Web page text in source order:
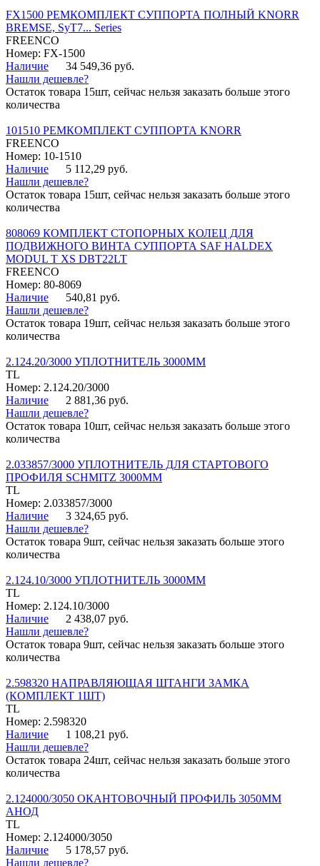
FX1500 РЕМКОМПЛЕКТ СУППОРТА ПОЛНЫЙ KNORR
BREMSE, SyT7... Series
FREENCO
Номер: FX-1500
Наличие
34 549,36 руб.
Нашли дешевле?
Остаток товара 15шт, сейчас нельзя заказать больше этого
количества
101510 РЕМКОМПЛЕКТ СУППОРТА KNORR
FREENCO
Номер: 10-1510
Наличие
5 112,29 руб.
Нашли дешевле?
Остаток товара 15шт, сейчас нельзя заказать больше этого
количества
808069 КОМПЛЕКТ СТОПОРНЫХ КОЛЕЦ ДЛЯ
ПОДВИЖНОГО ВИНТА СУППОРТА SAF HALDEX
MODUL T XS DBT22LT
FREENCO
Номер: 80-8069
Наличие
540,81 руб.
Нашли дешевле?
Остаток товара 19шт, сейчас нельзя заказать больше этого
количества
2.124.20/3000 УПЛОТНИТЕЛЬ 3000ММ
TL
Номер: 2.124.20/3000
Наличие
2 881,36 руб.
Нашли дешевле?
Остаток товара 10шт, сейчас нельзя заказать больше этого
количества
2.033857/3000 УПЛОТНИТЕЛЬ ДЛЯ СТАРТОВОГО
ПРОФИЛЯ SCHMITZ 3000ММ
TL
Номер: 2.033857/3000
Наличие
3 324,65 руб.
Нашли дешевле?
Остаток товара 9шт, сейчас нельзя заказать больше этого
количества
2.124.10/3000 УПЛОТНИТЕЛЬ 3000ММ
TL
Номер: 2.124.10/3000
Наличие
2 438,07 руб.
Нашли дешевле?
Остаток товара 9шт, сейчас нельзя заказать больше этого
количества
2.598320 НАПРАВЛЯЮЩАЯ ШТАНГИ ЗАМКА
(КОМПЛЕКТ 1ШТ)
TL
Номер: 2.598320
Наличие
1 108,21 руб.
Нашли дешевле?
Остаток товара 24шт, сейчас нельзя заказать больше этого
количества
2.124000/3050 ОКАНТОВОЧНЫЙ ПРОФИЛЬ 3050ММ
АНОД
TL
Номер: 2.124000/3050
Наличие
5 178,57 руб.
Нашли дешевле?